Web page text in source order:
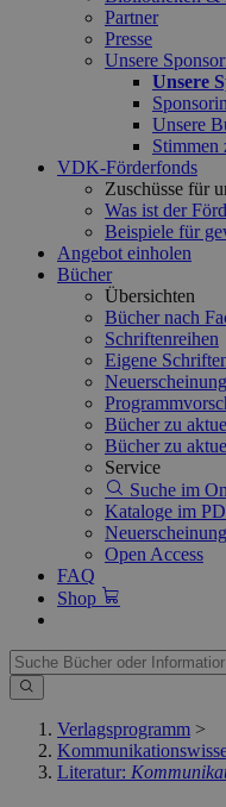
Partner
Presse
Unsere
Unsere
Unsere
VDK-Förderfonds
Zuschüsse für
Was ist der
Beispiele für
Angebot einholen
Bücher
Übersichten
Bücher nach
Schriftenreihen
Eigene
Bücher zu
Bücher zu
Service
Suche im
Kataloge im
Open Access
FAQ
Shop
Verlagsprogramm >
Literatur: